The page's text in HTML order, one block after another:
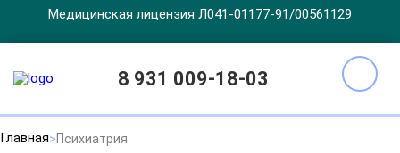
Медицинская лицензия Л041-01177-91/00561129
8 931 009-18-03
Главная Психиатрия